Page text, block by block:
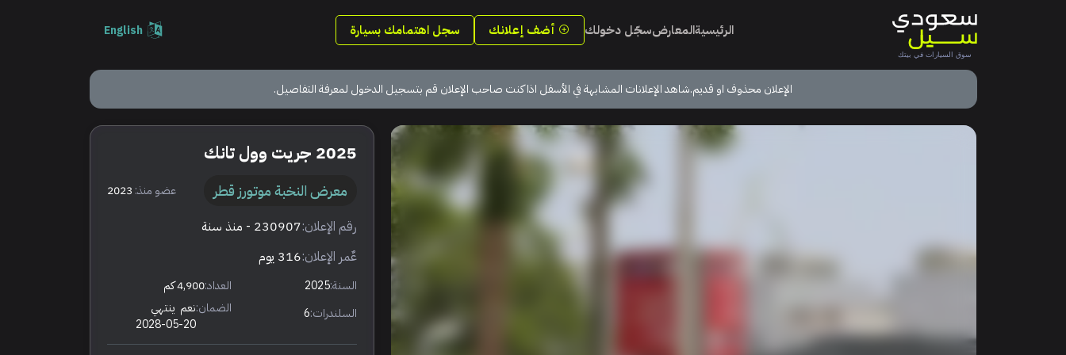
الرئيسيةالمعارضسجّل دخولك أضف إعلانك سجل اهتمامك بسيارة English
الإعلان محذوف او قديم.شاهد الإعلانات المشابهة في الأسفل اذا كنت صاحب الإعلان قم بتسجيل الدخول لمعرفة التفاصيل.
2025 جريت وول تانك
معرض النخبة موتورز قطر عضو منذ: 2023
رقم الإعلان:230907 - منذ سنة
عٌمر الإعلان:316 يوم
السنة:2025 العداد:4,900 كم
السلندرات:6 الضمان:نعم ينتهي
2028-05-20